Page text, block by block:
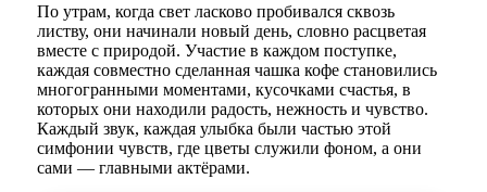
По утрам, когда свет ласково пробивался сквозь
листву, они начинали новый день, словно расцветая
вместе с природой. Участие в каждом поступке,
каждая совместно сделанная чашка кофе становились
многогранными моментами, кусочками счастья, в
которых они находили радость, нежность и чувство.
Каждый звук, каждая улыбка были частью этой
симфонии чувств, где цветы служили фоном, а они
сами — главными актёрами.